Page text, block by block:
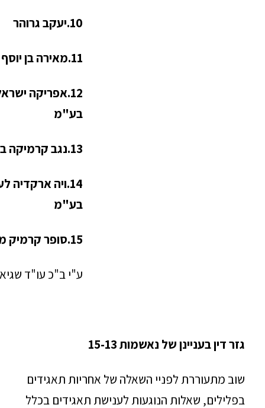
10.יעקב גרוהר
11.מאירה בן יוסף
12.אפריקה
בע"מ
13.נגב קרמיקה בע"מ
14.ויה ארקדיה
בע"מ
15.סופר קרמיק מוצרי גמר לבית
ע"י ב"כ עו"ד
גזר דין בעניינן של נאשמות 15-13
שוב מתעוררת לפניי השאלה של אחריות תאגידים
בפלילים, שאלות הנוגעות לענישת תאגידים בכלל